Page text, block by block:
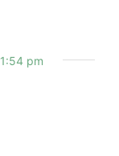
1:54 pm